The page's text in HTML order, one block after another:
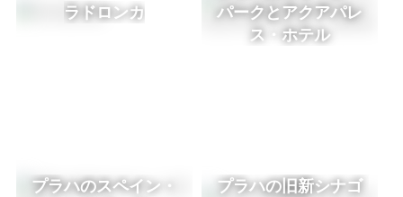
ラドロンカ
パークとアクアパレ
ス・ホテル
プラハのスペイン・
プラハの旧新シナゴ